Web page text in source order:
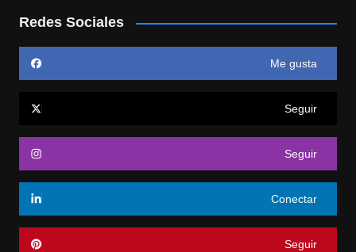
Redes Sociales
Me gusta
Seguir
Seguir
Conectar
Seguir